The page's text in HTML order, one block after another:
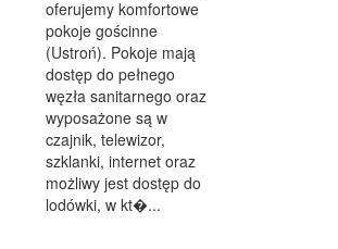
oferujemy komfortowe
pokoje gościnne
(Ustroń). Pokoje mają
dostęp do pełnego
węzła sanitarnego oraz
wyposażone są w
czajnik, telewizor,
szklanki, internet oraz
możliwy jest dostęp do
lodówki, w kt�...